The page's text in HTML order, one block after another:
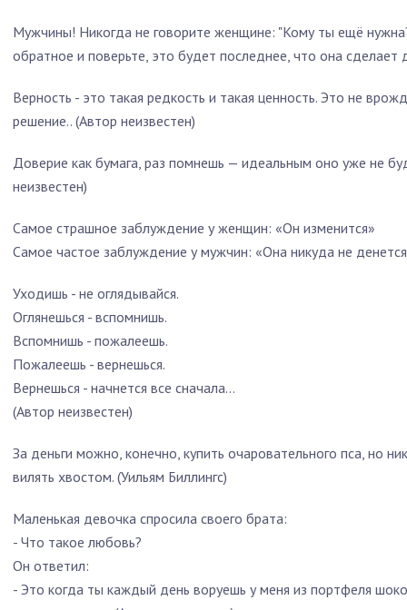
Мужчины! Никогда не говорите женщине: "Кому ты ещё
обратное и поверьте, это будет последнее, что она сделает
Верность - это такая редкость и такая ценность. Это не
решение.. (Автор неизвестен)
Доверие как бумага, раз помнешь — идеальным оно уже не
неизвестен)
Самое страшное заблуждение у женщин: «Он изменится»
Самое частое заблуждение у мужчин: «Она никуда не
Уходишь - не оглядывайся.
Оглянешься - вспомнишь.
Вспомнишь - пожалеешь.
Пожалеешь - вернешься.
Вернешься - начнется все сначала…
(Автор неизвестен)
За деньги можно, конечно, купить очаровательного пса, но
вилять хвостом. (Уильям Биллингс)
Маленькая девочка спросила своего брата:
- Что такое любовь?
Он ответил:
- Это когда ты каждый день воруешь у меня из портфеля